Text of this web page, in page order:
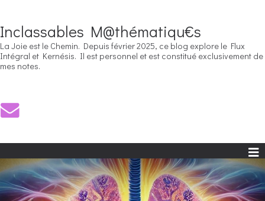
Inclassables M@thématiqu€s
La Joie est le Chemin. Depuis février 2025, ce blog explore le Flux
Intégral et Kernésis. Il est personnel et est constitué exclusivement de
mes notes.